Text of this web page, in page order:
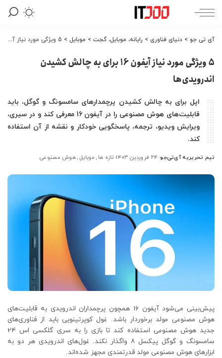
آی تی جو > دنیای فناوری > رایانه، موبایل، گجت > موبایل > 5 ویژگی مورد نیاز آیفون 16 برای به چالش کشیدن اندرویدی‌ها
5 ویژگی مورد نیاز آیفون 16 برای به چالش کشیدن
اندرویدی‌ها
اپل برای به چالش کشیدن پرچمدارهای سامسونگ و گوگل، باید
قابلیت‌های هوش مصنوعی را در آیفون 16 معرفی کند و در سیری،
ویرایش ویدیو، ترجمه، پاسخگویی خودکار و نقشه از آن استفاده
کند.
ارسال
توسط
تیم تحریریه آی‌تی‌جو ۲۴ فروردین ۱۴۰۳ تازه ها موبایل هوش مصنوعی
پیش‌بینی می‌شود آیفون ۱۶ همچون پرچمداران اندرویدی به قابلیت‌های
هوش مصنوعی مولد برخوردار باشد. غول کوپرتینویی باید از فناوری‌های
جدید هوش مصنوعی استفاده کند تا بازی را به سری گلکسی اس 24
سامسونگ و گوگل پیکسل ۸ واگذار نکند. غول‌های اندرویدی هر دو به
ابزارهای هوش مصنوعی مولد قدرتمندی مجهز شده‌اند.